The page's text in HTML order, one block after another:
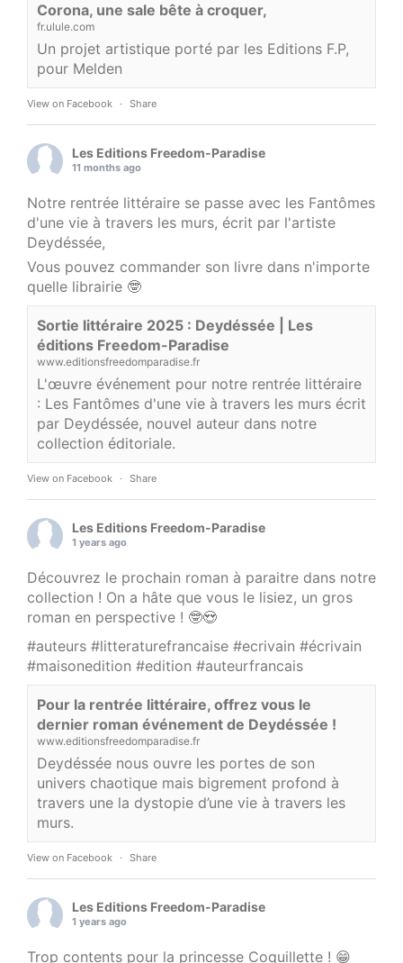
Corona, une sale bête à croquer,
fr.ulule.com
Un projet artistique porté par les Editions F.P,
pour Melden
View on Facebook · Share
Les Editions Freedom-Paradise
11 months ago
Notre rentrée littéraire se passe avec les Fantômes
d'une vie à travers les murs, écrit par l'artiste
Deydéssée,
Vous pouvez commander son livre dans n'importe
quelle librairie 🤓
Sortie littéraire 2025 : Deydéssée | Les
éditions Freedom-Paradise
www.editionsfreedomparadise.fr
L'œuvre événement pour notre rentrée littéraire
: Les Fantômes d'une vie à travers les murs écrit
par Deydéssée, nouvel auteur dans notre
collection éditoriale.
View on Facebook · Share
Les Editions Freedom-Paradise
1 years ago
Découvrez le prochain roman à paraitre dans notre
collection ! On a hâte que vous le lisiez, un gros
roman en perspective ! 🤓😍
#auteurs #litteraturefrancaise #ecrivain #écrivain
#maisonedition #edition #auteurfrancais
Pour la rentrée littéraire, offrez vous le
dernier roman événement de Deydéssée !
www.editionsfreedomparadise.fr
Deydéssée nous ouvre les portes de son
univers chaotique mais bigrement profond à
travers une la dystopie d’une vie à travers les
murs.
View on Facebook · Share
Les Editions Freedom-Paradise
1 years ago
Trop contents pour la princesse Coquillette ! 😁